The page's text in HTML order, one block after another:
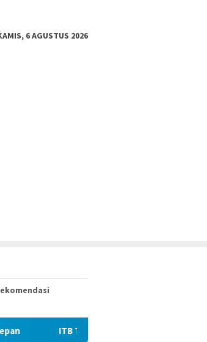
6 AGUSTUS 2026
Nilai Kearifan Lokal sebagai Landasan